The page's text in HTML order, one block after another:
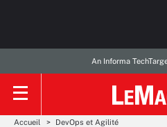
An Informa
Accueil DevOps et Agilité